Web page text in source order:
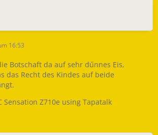
16:53
Botschaft da auf sehr dűnnes Eis,
das Recht des Kindes auf beide
Sensation Z710e using Tapatalk